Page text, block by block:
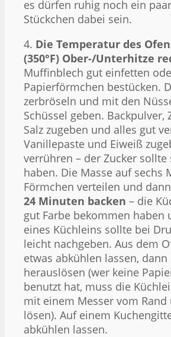
es dürfen ruhig noch ein
Stückchen dabei sein.
4. Die Temperatur des
(350°F) Ober-/Unterhitze
Muffinblech gut einfetten
Papierförmchen bestücken.
zerbröseln und mit den
Schüssel geben. Backpulver,
Salz zugeben und alles gut
Vanillepaste und Eiweiß
verrühren – der Zucker
haben. Die Masse auf sechs
Förmchen verteilen und dann
24 Minuten backen – die
gut Farbe bekommen haben
eines Küchleins sollte bei
leicht nachgeben. Aus dem
etwas abkühlen lassen,
herauslösen (wer keine
benutzt hat, muss die
mit einem Messer vom Rand
lösen). Auf einem
abkühlen lassen.